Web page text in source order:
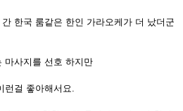
한국 룸같은 한인 가라오케가 더 났더군
마사지를 선호 하지만
런걸 좋아해서요.